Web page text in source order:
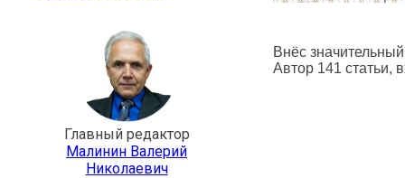
Главный редактор
Малинин Валерий
Николаевич
Внёс
Автор 141 статьи,